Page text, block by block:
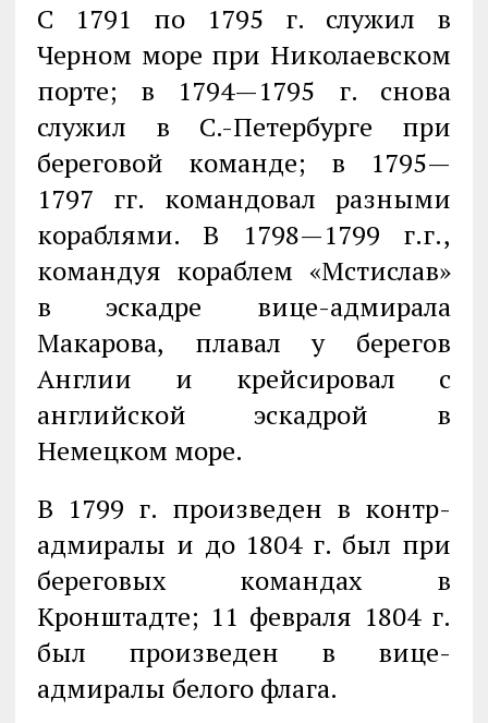
С 1791 по 1795 г. служил в
Черном море при Николаевском
порте; в 1794—1795 г. снова
служил в С.-Петербурге при
береговой команде; в 1795—
1797 гг. командовал разными
кораблями. В 1798—1799 г.г.,
командуя кораблем «Мстислав»
в эскадре вице-адмирала
Макарова, плавал у берегов
Англии и крейсировал с
английской эскадрой в
Немецком море.
В 1799 г. произведен в контр-
адмиралы и до 1804 г. был при
береговых командах в
Кронштадте; 11 февраля 1804 г.
был произведен в вице-
адмиралы белого флага.